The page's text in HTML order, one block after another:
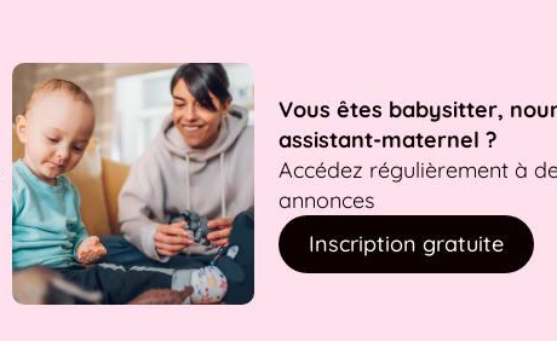
Vous êtes babysitter,
assistant-maternel ?
Accédez régulièrement à
annonces
Inscription gratuite